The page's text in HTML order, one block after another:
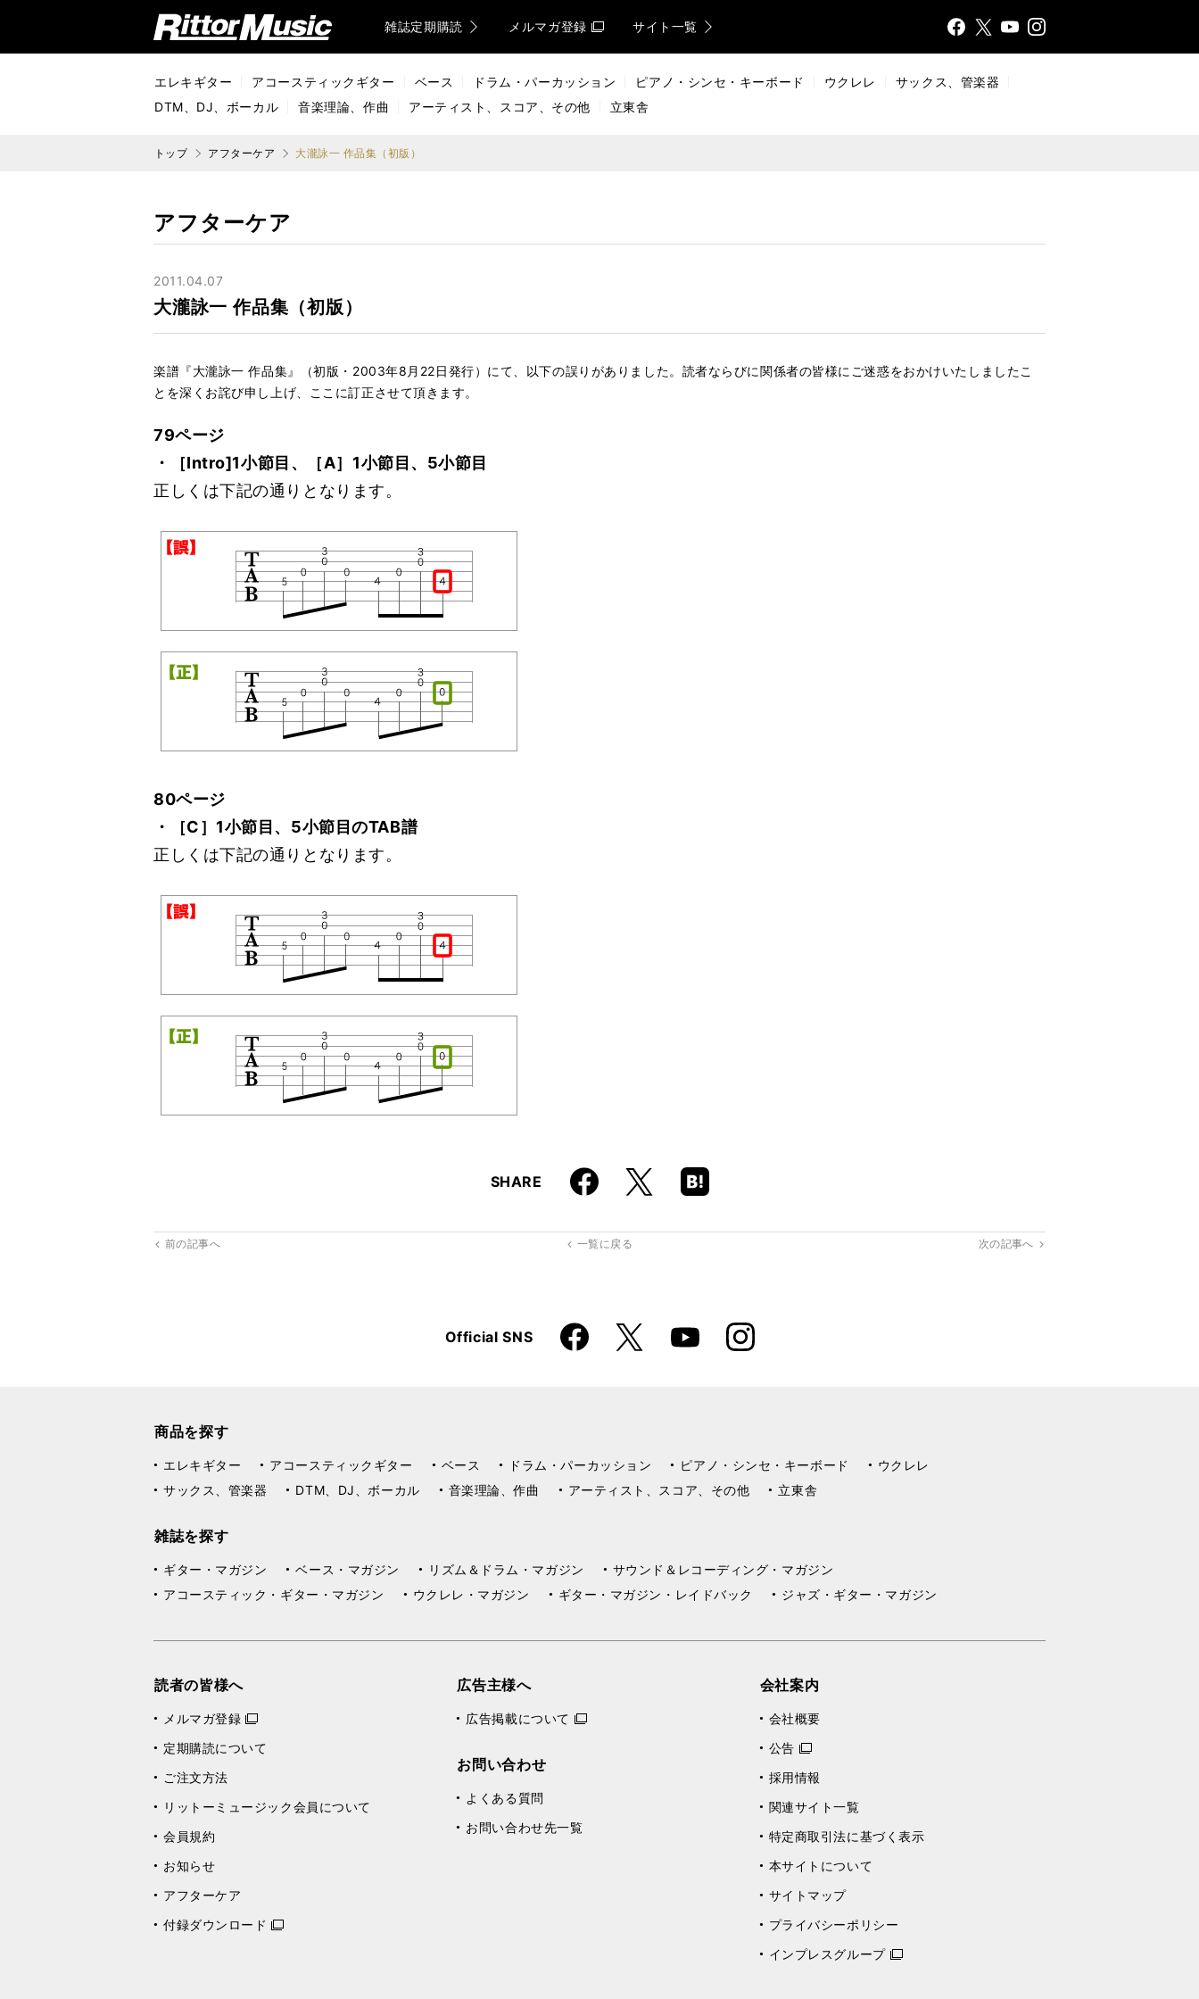
リットーミュージック (Rittor Music) 雑誌定期購読 メルマガ登録 サイト一覧
FaceX
YouTInsta
エレキギター アコースティックギター ベース ドラム・パーカッション ピアノ・シンセ・キーボード ウクレレ
サックス、管楽器
DTM、DJ、ボーカル
音楽理論、作曲 アーティスト、スコア、その他 立東舎
トップ アフターケア 大瀧詠一 作品集（初版）
アフターケア
2011.04.07
大瀧詠一 作品集（初版）
楽譜『大瀧詠一 作品集』（初版・2003年8月22日発行）にて、以下の誤りがありました。読者ならびに関係者の皆様にご迷惑をおかけいたしましたこ
とを深くお詫び申し上げ、ここに訂正させて頂きます。
79ページ
・［Intro]1小節目、［A］1小節目、5小節目
正しくは下記の通りとなります。
80ページ
・［C］1小節目、5小節目のTAB譜
正しくは下記の通りとなります。
SHARE Faceboo
k
X
Hatena
Boo
rk
前の記事へ 一覧に戻る 次の記事へ
Official SNSFaceboo
k
X YouTube Instagra
m
商品を探す
エレキギター アコースティックギター ベース ドラム・パーカッション ピアノ・シンセ・キーボード
ウクレレ
サックス、管楽器
DTM、DJ、ボーカル 音楽理論、作曲 アーティスト、スコア、その他 立東舎
雑誌を探す
ギター・マガジン ベース・マガジン リズム＆ドラム・マガジン
サウンド＆レコーディング・マガジン
アコースティック・ギター・マガジン
ウクレレ・マガジン ギター・マガジン・レイドバック ジャズ・ギター・マガジン
読者の皆様へ
メルマガ登録
定期購読について
ご注文方法
リットーミュージック会員について
会員規約
お知らせ
アフターケア
付録ダウンロード
広告主様へ
広告掲載について
お問い合わせ
よくある質問
お問い合わせ先一覧
会社案内
会社概要
公告
採用情報
関連サイト一覧
特定商取引法に基づく表示
本サイトについて
サイトマップ
プライバシーポリシー
インプレスグループ